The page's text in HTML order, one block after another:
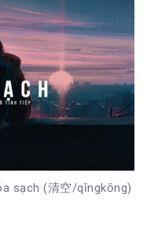
sạch (清空/qīngkōng)